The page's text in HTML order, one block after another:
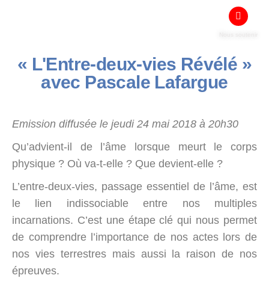
« L'Entre-deux-vies Révélé »
avec Pascale Lafargue
Emission diffusée le jeudi 24 mai 2018 à 20h30
Qu’advient-il de l’âme lorsque meurt le corps
physique ? Où va-t-elle ? Que devient-elle ?
L’entre-deux-vies, passage essentiel de l’âme, est
le lien indissociable entre nos multiples
incarnations. C’est une étape clé qui nous permet
de comprendre l’importance de nos actes lors de
nos vies terrestres mais aussi la raison de nos
épreuves.